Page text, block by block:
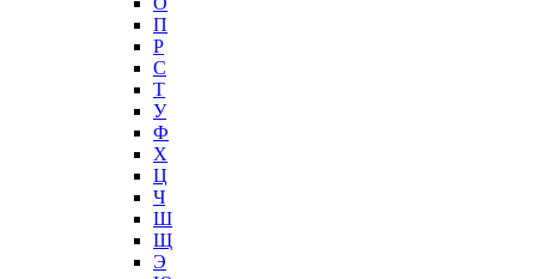
П
Р
С
Т
У
Ф
Х
Ц
Ч
Ш
Щ
Э